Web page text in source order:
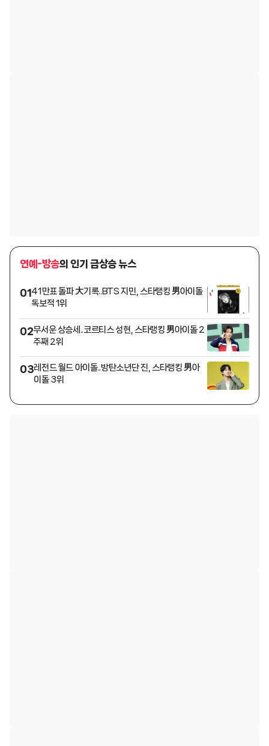
연예-방송의 인기 급상승 뉴스
0141만표 돌파 大기록..BTS 지민, 스타랭킹 男아이돌
독보적 1위
02무서운 상승세..코르티스 성현, 스타랭킹 男아이돌 2
주째 2위
03레전드 월드 아이돌..방탄소년단 진, 스타랭킹 男아
이돌 3위